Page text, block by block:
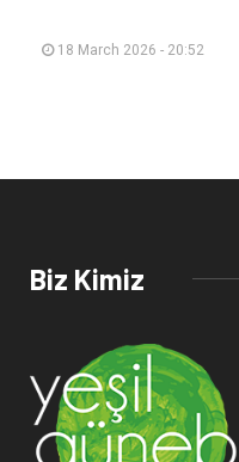
18 March 2026 - 20:52
Biz Kimiz